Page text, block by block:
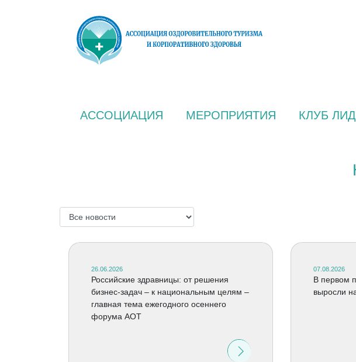
АССОЦИАЦИЯ МЕРОПРИЯТИЯ КЛУБ
26.06.2026
Российские здравницы: от решения
бизнес-задач – к национальным целям –
главная тема ежегодного осеннего
форума АОТ
07.08.2026
В первом
выросли